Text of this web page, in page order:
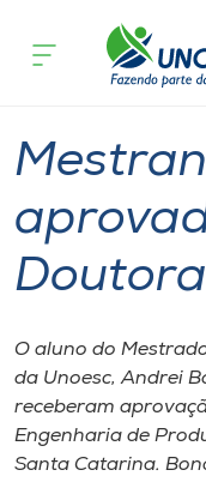
Cursos
Atendimento ao
Portal de Ensino
A
Unoesc
acontece
O aluno do
da Unoesc, Andrei
receberam
Engenharia de
Santa Catarina.